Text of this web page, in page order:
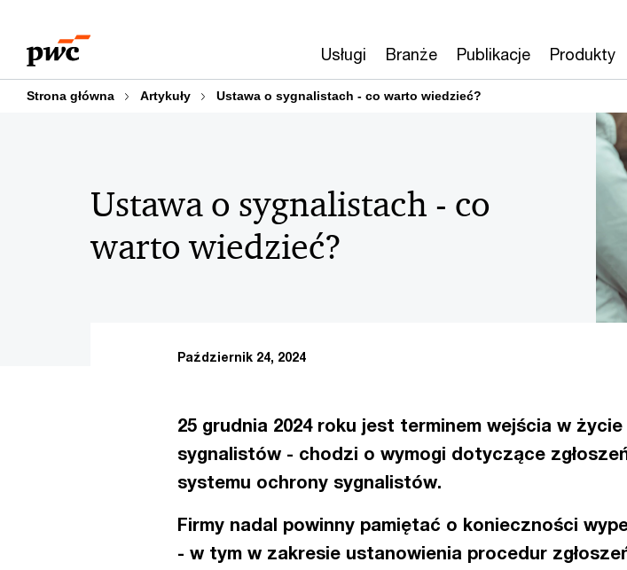
treści
stopki
Usługi Branże Publikacje Produkty
Strona główna Artykuły Ustawa o sygnalistach - co warto wiedzieć?
Ustawa o sygnalistach - co
warto wiedzieć?
Październik 24, 2024
25 grudnia 2024 roku jest terminem wejścia w
sygnalistów - chodzi o wymogi dotyczące
systemu ochrony sygnalistów.
Firmy nadal powinny pamiętać o konieczności
- w tym w zakresie ustanowienia procedur